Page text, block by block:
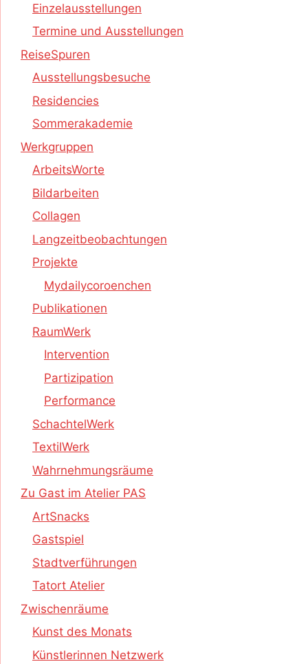
Einzelausstellungen
Termine und Ausstellungen
ReiseSpuren
Ausstellungsbesuche
Residencies
Sommerakademie
Werkgruppen
ArbeitsWorte
Bildarbeiten
Collagen
Langzeitbeobachtungen
Projekte
Mydailycoroenchen
Publikationen
RaumWerk
Intervention
Partizipation
Performance
SchachtelWerk
TextilWerk
Wahrnehmungsräume
Zu Gast im Atelier PAS
ArtSnacks
Gastspiel
Stadtverführungen
Tatort Atelier
Zwischenräume
Kunst des Monats
Künstlerinnen Netzwerk